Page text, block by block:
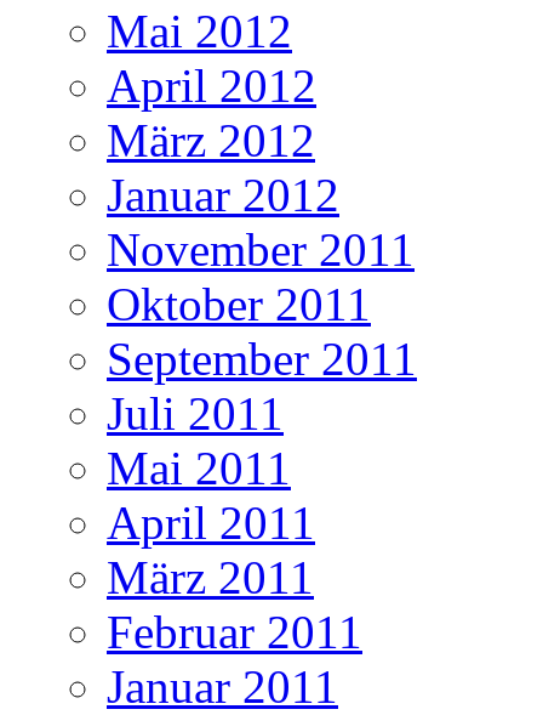
Mai 2012
April 2012
März 2012
Januar 2012
November 2011
Oktober 2011
September 2011
Juli 2011
Mai 2011
April 2011
März 2011
Februar 2011
Januar 2011